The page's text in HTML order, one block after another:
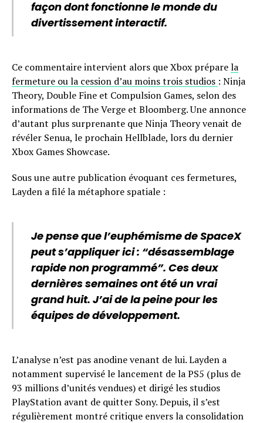
façon dont fonctionne le monde du
divertissement interactif.
Ce commentaire intervient alors que Xbox préparela
fermeture ou la cession d’au moins trois studios : Ninja
Theory, Double Fine et Compulsion Games, selon des
informations de The Verge et Bloomberg. Une annonce
d’autant plus surprenante que Ninja Theory venait de
révéler Senua, le prochain Hellblade, lors du dernier
Xbox Games Showcase.
Sous une autre publication évoquant ces fermetures,
Layden a filé la métaphore spatiale :
Je pense que l’euphémisme de SpaceX
peut s’appliquer ici : “désassemblage
rapide non programmé”. Ces deux
dernières semaines ont été un vrai
grand huit. J’ai de la peine pour les
équipes de développement.
L’analyse n’est pas anodine venant de lui. Layden a
notamment supervisé le lancement de la PS5 (plus de
93 millions d’unités vendues) et dirigé les studios
PlayStation avant de quitter Sony. Depuis, il s’est
régulièrement montré critique envers la consolidation